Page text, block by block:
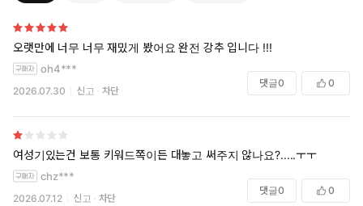
오랫만에 너무 너무 재밌게 봤어요 완전 강추 입니다 !!!
oh4***
2026.07.30 신고 차단
댓글0 0
여성기있는건 보통 키워드쪽이든 대놓고 써주지 않나요?.....ㅜㅜ
chz***
2026.07.12 신고 차단
댓글0 0